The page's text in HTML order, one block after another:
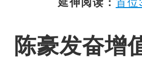
陈豪发奋增